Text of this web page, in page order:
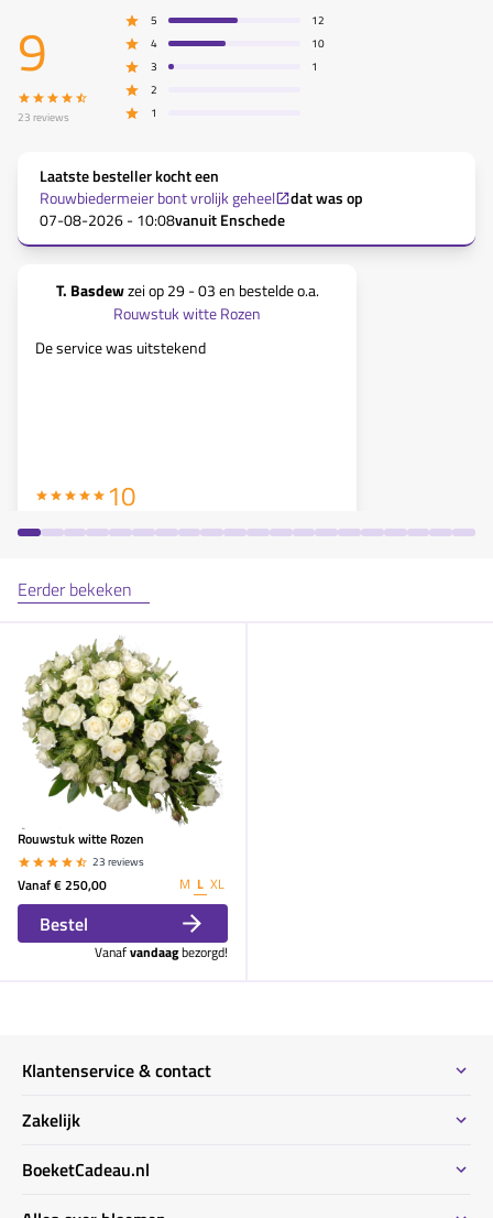
9
23 reviews
5
12
4
10
3
1
2
1
Laatste besteller kocht een
Rouwbiedermeier bont vrolijk geheel
dat was op
07-08-2026 - 10:08vanuitEnschede
T. Basdewzei op29 - 03en bestelde o.a.
Rouwstuk witte Rozen
De service was uitstekend
10
Eerder bekeken
Rouwstuk witte Rozen
23 reviews
Vanaf€ 250,00 M L XL
Bestel
Vanafvandaagbezorgd!
Klantenservice & contact
Contact
Bestellen & Betalen
Bezorginformatie
Zakelijk
Bestel informatie zakelijk
BoeketCadeau.nl
Waarom BoeketCadeau.nl